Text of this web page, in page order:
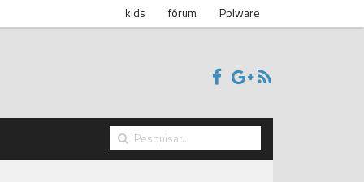
kids fórum Pplware